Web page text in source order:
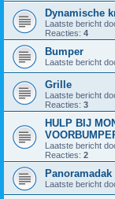
Dynamische
Laatste bericht
Reacties: 4
Bumper
Laatste bericht
Grille
Laatste bericht
Reacties: 3
HULP BIJ
Laatste bericht
Reacties: 2
Laatste bericht